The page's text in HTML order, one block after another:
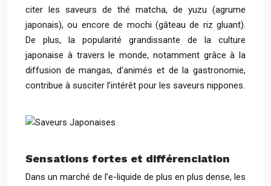
citer les saveurs de thé matcha, de yuzu (agrume
japonais), ou encore de mochi (gâteau de riz gluant).
De plus, la popularité grandissante de la culture
japonaise à travers le monde, notamment grâce à la
diffusion de mangas, d’animés et de la gastronomie,
contribue à susciter l’intérêt pour les saveurs nippones.
Sensations fortes et différenciation
Dans un marché de l’e-liquide de plus en plus dense, les